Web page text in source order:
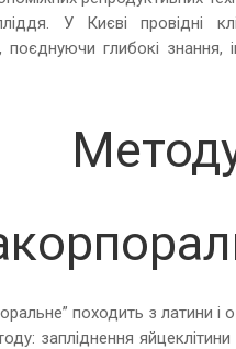
У Києві провідні
глибокі знання,
походить з латини і
запліднення